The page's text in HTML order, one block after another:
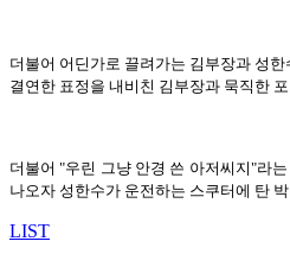
더불어 어딘가로 끌려가는 김부장과 성
결연한 표정을 내비친 김부장과 묵직한
더불어 "우린 그냥 안경 쓴 아저씨지"라
나오자 성한수가 운전하는 스쿠터에 탄
LIST